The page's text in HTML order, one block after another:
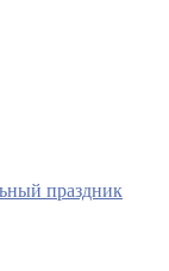
праздник